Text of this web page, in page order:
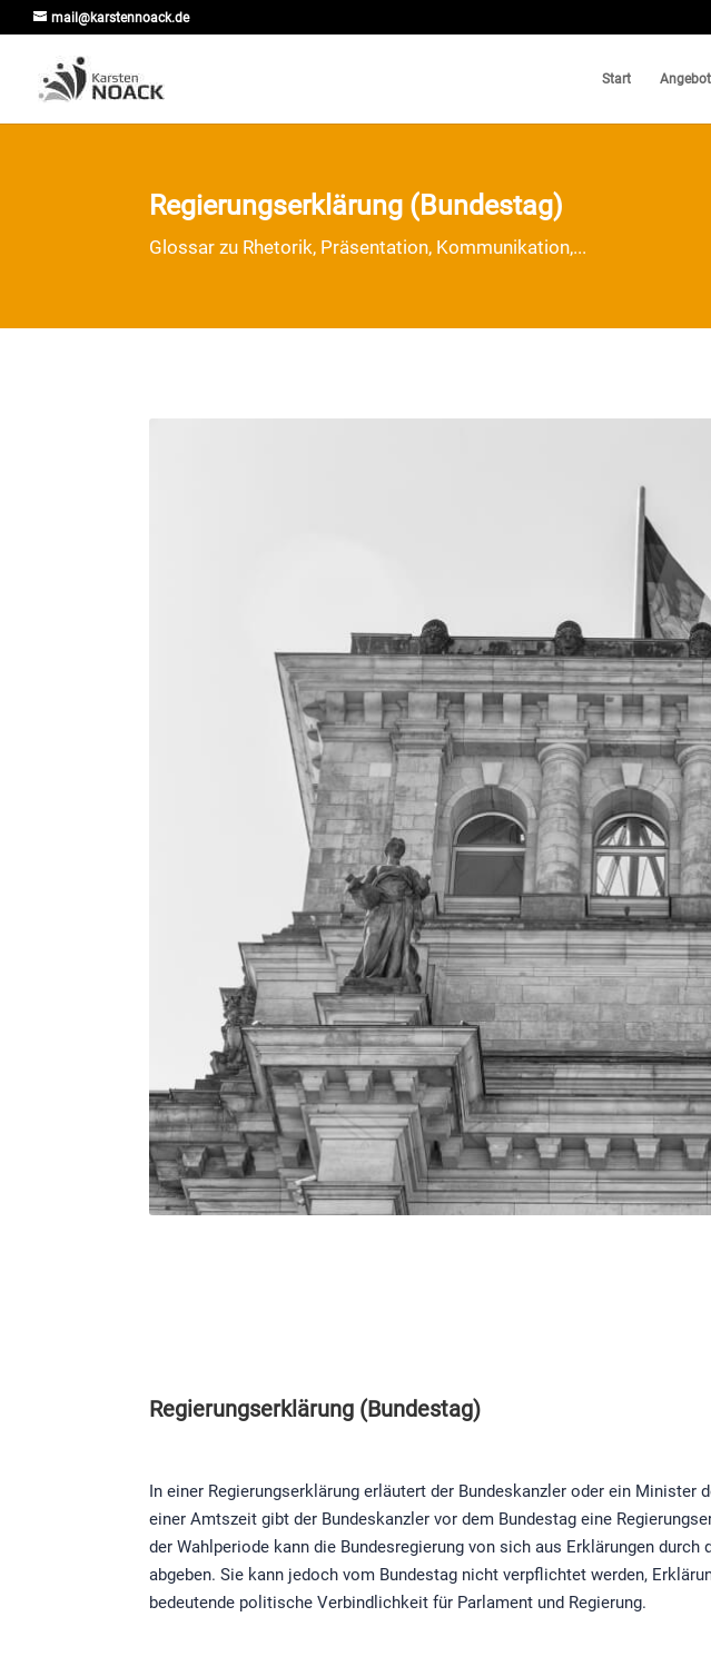
mail@karstennoack.de
Start Angebot
Regierungserklärung (Bundestag)
Glossar zu Rhetorik, Präsentation, Kommunikation,...
Regierungserklärung (Bundestag)
In einer Regierungserklärung erläutert der Bundeskanzler oder ein
einer Amtszeit gibt der Bundeskanzler vor dem Bundestag eine
der Wahlperiode kann die Bundesregierung von sich aus Erklärungen
abgeben. Sie kann jedoch vom Bundestag nicht verpflichtet werden,
bedeutende politische Verbindlichkeit für Parlament und Regierung.